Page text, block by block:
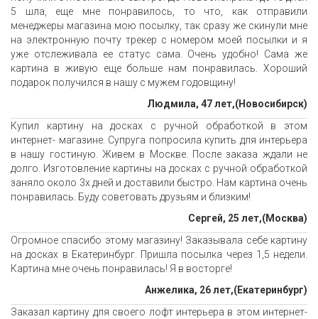
5 шла, еще мне понравилось, то что, как отправили
менеджеры магазина мою посылку, так сразу же скинули мне
на электронную почту трекер с номером моей посылки и я
уже отслеживала ее статус сама. Очень удобно! Сама же
картина в живую еще больше нам понравилась. Хороший
подарок получился в нашу с мужем годовщину!
Людмила, 47 лет,(Новосибирск)
Купил картину на досках с ручной обработкой в этом
интернет- магазине. Супруга попросила купить для интерьера
в нашу гостиную. Живем в Москве. После заказа ждали не
долго. Изготовление картины на досках с ручной обработкой
заняло около 3х дней и доставили быстро. Нам картина очень
понравилась. Буду советовать друзьям и близким!
Сергей, 25 лет,(Москва)
Огромное спасибо этому магазину! Заказывала себе картину
на досках в Екатеринбург. Пришла посылка через 1,5 недели.
Картина мне очень понравилась! Я в восторге!
Анжелика, 26 лет,(Екатеринбург)
Заказал картину для своего лофт интерьера в этом интернет-